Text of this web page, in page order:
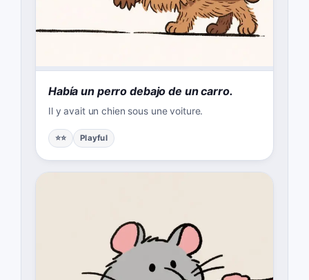
Había un perro debajo de un carro.
Il y avait un chien sous une voiture.
⭐⭐ Playful